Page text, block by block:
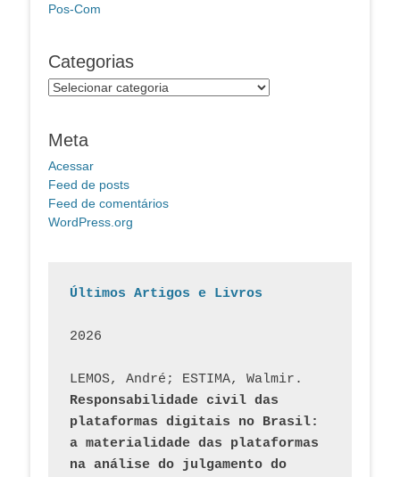
Pos-Com
Categorias
Categorias
Meta
Acessar
Feed de posts
Feed de comentários
WordPress.org
Últimos Artigos e Livros
2026
Responsabilidade civil das
plataformas digitais no Brasil:
a materialidade das plataformas
na análise do julgamento do